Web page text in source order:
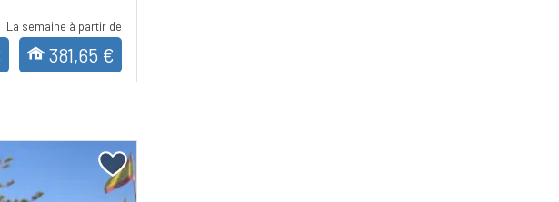
La semaine à partir de
381,65 €